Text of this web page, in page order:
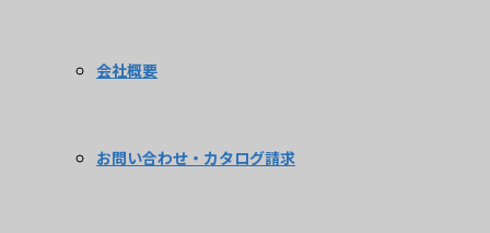
会社概要
お問い合わせ・カタログ請求